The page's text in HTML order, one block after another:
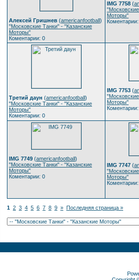
Алексей Гришнев (americanfootball)
"Московские Танки" - "Казанские
Моторы"
Коментарии: 0
IMG 7758 (
Моторы"
Третий даун (americanfootball)
"Московские Танки" - "Казанские
Моторы"
Коментарии: 0
IMG 7753 (
Моторы"
IMG 7749 (americanfootball)
"Московские Танки" - "Казанские
Моторы"
Коментарии: 0
IMG 7747 (
Моторы"
1 2 3 4 5 6 7 8 9 » Последняя страница »